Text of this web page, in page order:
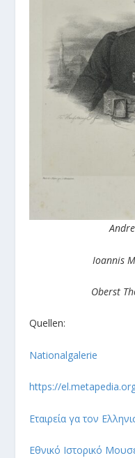
Ioannis
Oberst
Quellen:
Nationalgalerie
https://
Εταιρεία γα τον
Εθνικό Ιστορικό